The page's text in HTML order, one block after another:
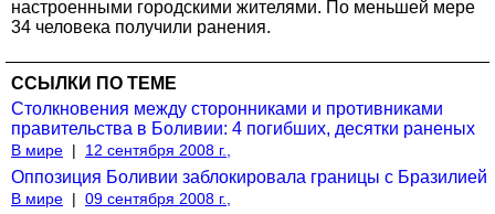
настроенными городскими жителями. По меньшей мере
34 человека получили ранения.
ССЫЛКИ ПО ТЕМЕ
Столкновения между сторонниками и противниками
правительства в Боливии: 4 погибших, десятки раненых
В мире | 12 сентября 2008 г.,
Оппозиция Боливии заблокировала границы с Бразилией
В мире | 09 сентября 2008 г.,